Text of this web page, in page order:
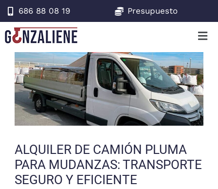
686 88 08 19 Presupuesto
ALQUILER DE CAMIÓN PLUMA
PARA MUDANZAS: TRANSPORTE
SEGURO Y EFICIENTE